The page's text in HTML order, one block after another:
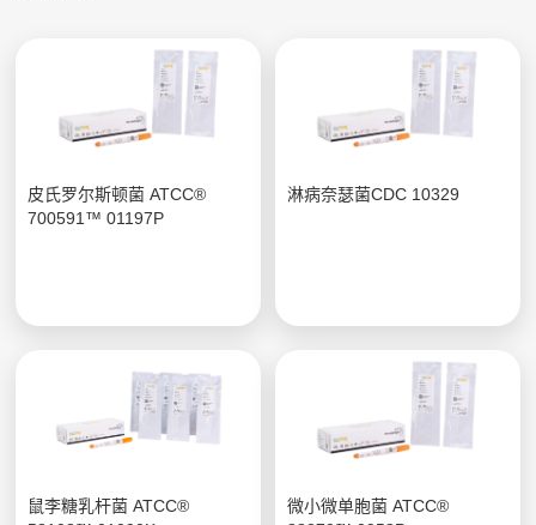
皮氏罗尔斯顿菌 ATCC®
700591™ 01197P
淋病奈瑟菌CDC 10329
鼠李糖乳杆菌 ATCC®
微小微单胞菌 ATCC®